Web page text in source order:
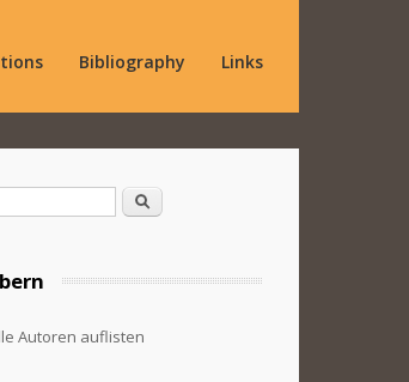
Bibliography Links
Search
Autoren auflisten